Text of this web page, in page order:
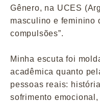
Gênero, na UCES
masculino e feminino
compulsões”.
Minha escuta foi
acadêmica quanto
pessoas reais:
sofrimento